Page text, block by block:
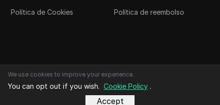
Política de Cookies Política de reembolso
We use cookies to improve your experience.
You can opt out if you wish. Cookie Policy .
Accept